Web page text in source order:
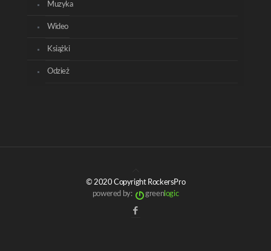
Muzyka
Wideo
Książki
Odzież
© 2020 Copyright RockersPro
powered by:
greenlogic